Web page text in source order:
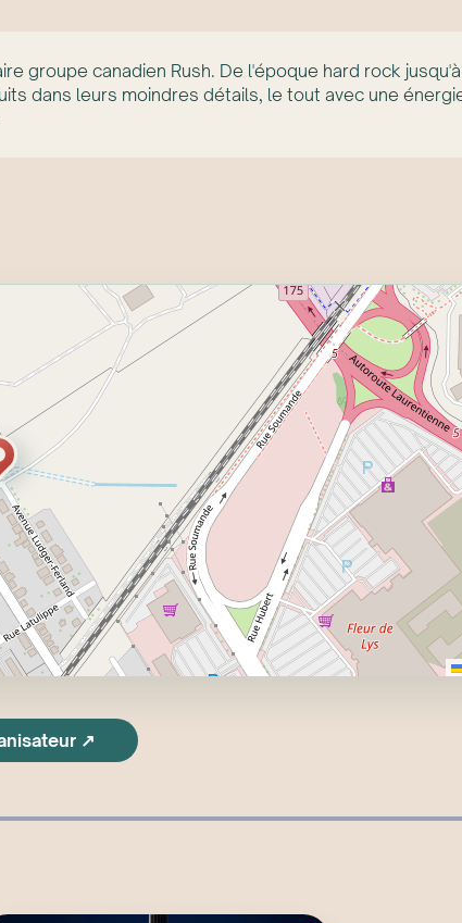
groupe canadien Rush. De l'époque hard rock
dans leurs moindres détails, le tout avec une
↗